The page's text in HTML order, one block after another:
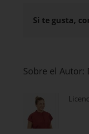
Si te gusta,
Sobre el Autor: